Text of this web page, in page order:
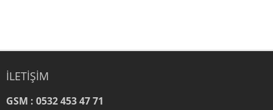
İLETIŞIM
GSM : 0532 453 47 71